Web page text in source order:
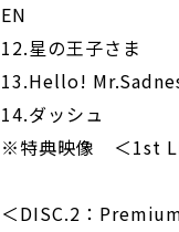
EN
12.星の王子さま
13.Hello!
14.ダッシュ
※特典映像 ＜1st
＜DISC.2：